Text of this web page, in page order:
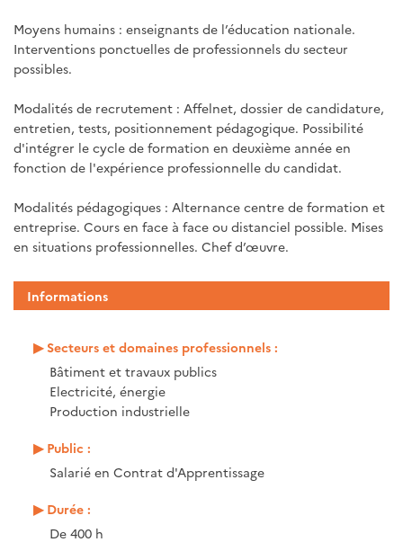
Moyens humains : enseignants de l’éducation nationale.
Interventions ponctuelles de professionnels du secteur
possibles.
Modalités de recrutement : Affelnet, dossier de candidature,
entretien, tests, positionnement pédagogique. Possibilité
d'intégrer le cycle de formation en deuxième année en
fonction de l'expérience professionnelle du candidat.
Modalités pédagogiques : Alternance centre de formation et
entreprise. Cours en face à face ou distanciel possible. Mises
en situations professionnelles. Chef d’œuvre.
Informations
Secteurs et domaines professionnels :
Bâtiment et travaux publics
Electricité, énergie
Production industrielle
Public :
Salarié en Contrat d'Apprentissage
Durée :
De 400 h